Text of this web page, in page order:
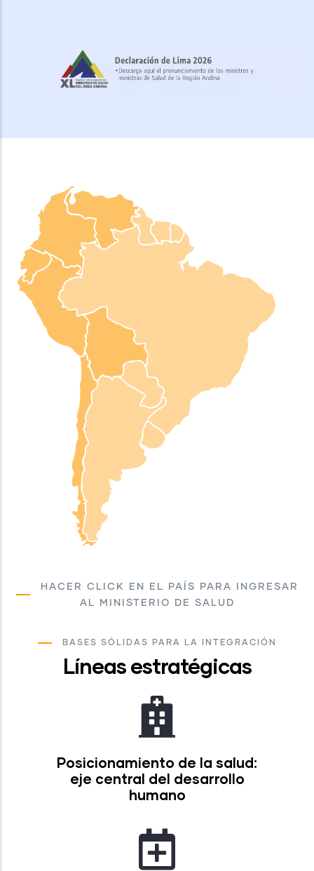
HACER CLICK EN EL PAÍS PARA INGRESAR
AL MINISTERIO DE SALUD
BASES SÓLIDAS PARA LA INTEGRACIÓN
Líneas estratégicas
Posicionamiento de la salud:
eje central del desarrollo
humano